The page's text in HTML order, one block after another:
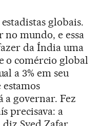
globais.
mundo, e essa
da Índia uma
o comércio global
a 3% em seu
a governar. Fez
precisava: a